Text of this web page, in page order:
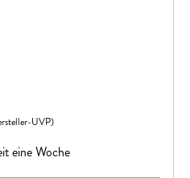
UVP)
eine Woche